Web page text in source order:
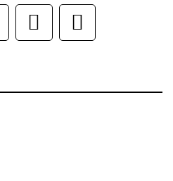
eksik bilgiler bulunuyor.
bulunuyor.
daha pahalı.
alternatifler olmalı.